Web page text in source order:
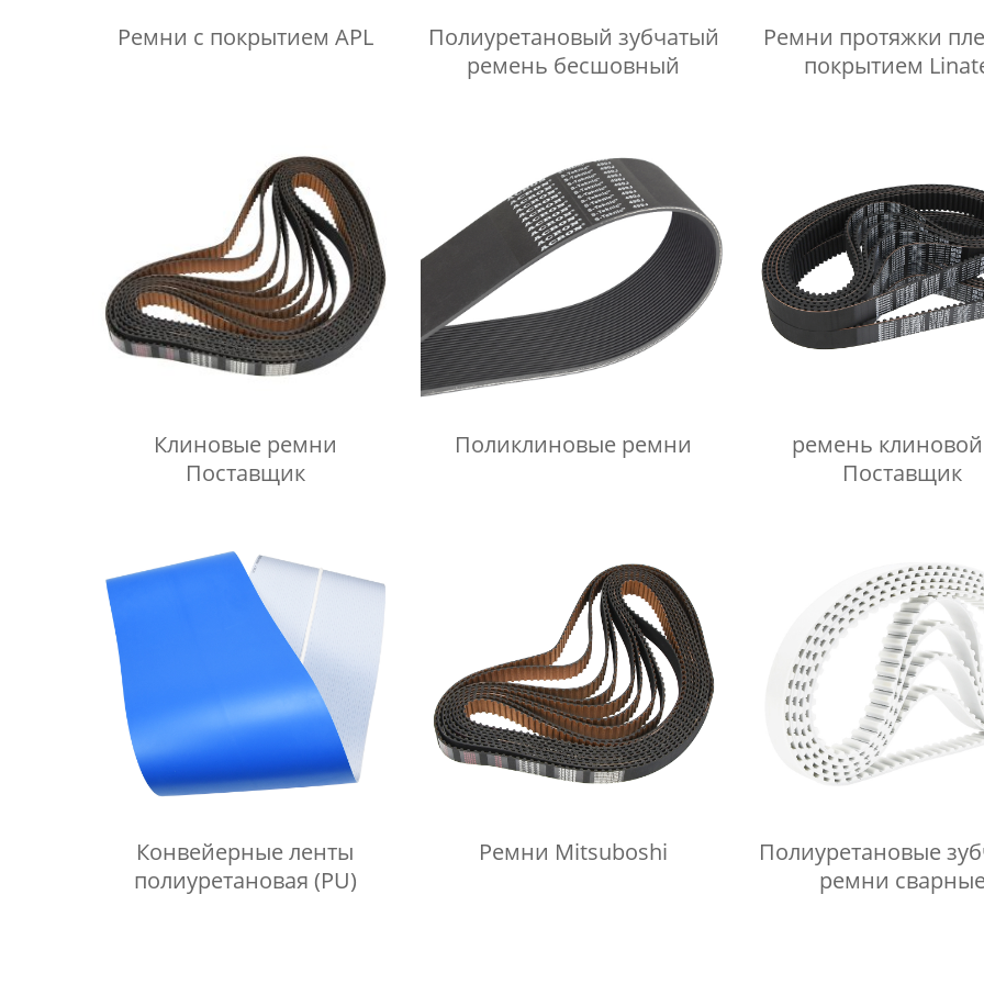
Ремни с покрытием APL
Полиуретановый зубчатый
ремень бесшовный
Ремни протяжки
покрытием
Клиновые ремни
Поставщик
Поликлиновые ремни
ремень
Поставщик
Конвейерные ленты
полиуретановая (PU)
Ремни Mitsuboshi
Полиуретановые
ремни